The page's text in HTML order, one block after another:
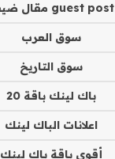
guest post مقال ضيف
سوق العرب
سوق التاريخ
باك لينك باقة 20
اعلانات الباك لينك
أقوى باقة باك لينك